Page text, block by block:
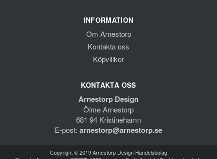
INFORMATION
Om Arnestorp
Kontakta oss
Köpvillkor
KONTAKTA OSS
Arnestorp Design
Ölme Arnestorp
681 94 Kristinehamn
E-post: arnestorp@arnestorp.se
Copyright © 2019 Arnestorp Design Handelsbolag